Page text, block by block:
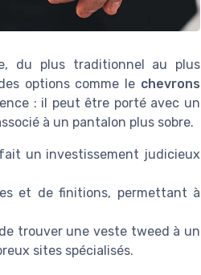
du plus traditionnel au plus
options comme le chevrons
: il peut être porté avec un
à un pantalon plus sobre.
un investissement judicieux
et de finitions, permettant à
trouver une veste tweed à un
sites spécialisés.